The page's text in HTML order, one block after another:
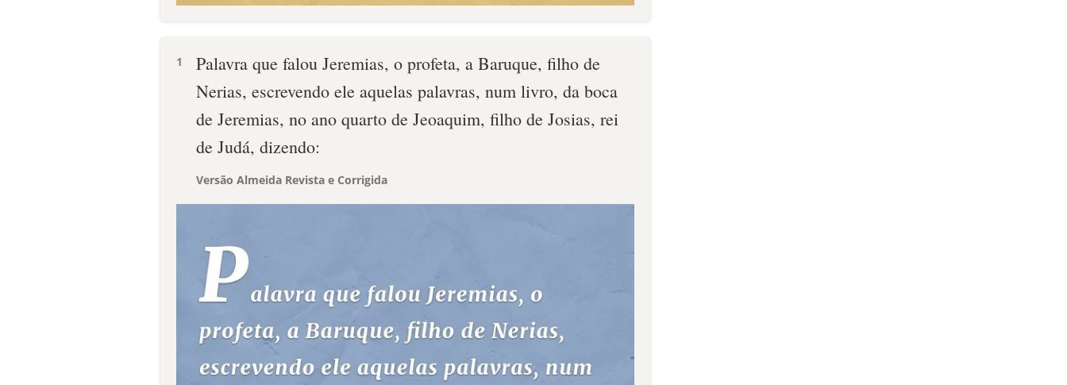
1
Palavra que falou Jeremias, o profeta, a Baruque, filho de
Nerias, escrevendo ele aquelas palavras, num livro, da boca
de Jeremias, no ano quarto de Jeoaquim, filho de Josias, rei
de Judá, dizendo:
Versão Almeida Revista e Corrigida